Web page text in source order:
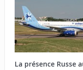
La présence Russe